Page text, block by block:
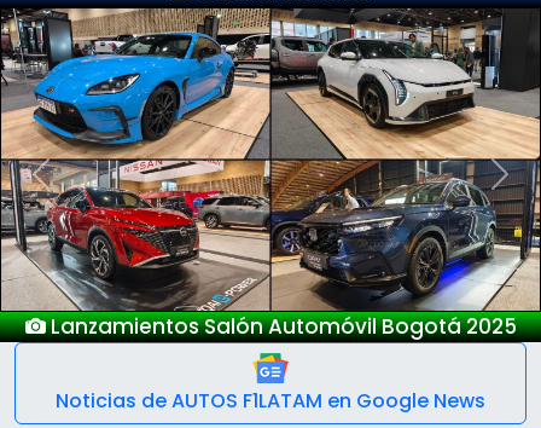
Lanzamientos Salón Automóvil Bogotá 2025
Previous Next
Noticias de AUTOS F1LATAM en Google News